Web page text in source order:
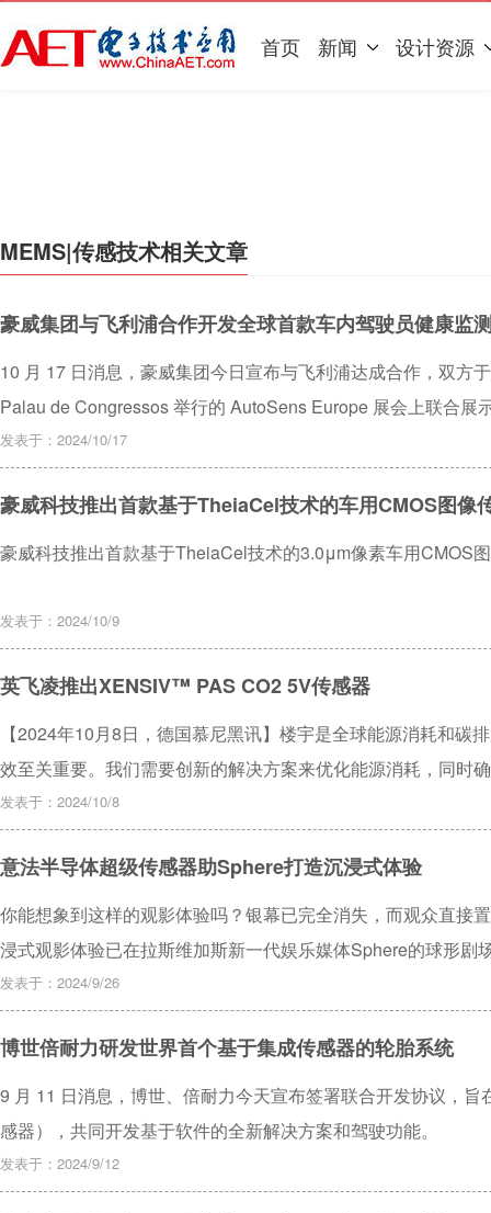
首页 新闻 设计资源
MEMS|传感技术相关文章
豪威集团与飞利浦合作开发全球首款车内驾驶员健康监
10 月 17 日消息，豪威集团今日宣布与飞利浦达成合作，双方
Palau de Congressos 举行的 AutoSens Europe 展会上联合展
型。
发表于：2024/10/17
豪威科技推出首款基于TheiaCel技术的车用CMOS图像
豪威科技推出首款基于TheiaCel技术的3.0μm像素车用CMOS
发表于：2024/10/9
英飞凌推出XENSIV™ PAS CO2 5V传感器
【2024年10月8日，德国慕尼黑讯】楼宇是全球能源消耗和碳
效至关重要。我们需要创新的解决方案来优化能源消耗，同时
科技股份公司（FSE代码：IFX / OTCQX代码：IFNNY）推出
发表于：2024/10/8
意法半导体超级传感器助Sphere打造沉浸式体验
你能想象到这样的观影体验吗？银幕已完全消失，而观众直接
浸式观影体验已在拉斯维加斯新一代娱乐媒体Sphere的球形剧
发表于：2024/9/26
博世倍耐力研发世界首个基于集成传感器的轮胎系统
9 月 11 日消息，博世、倍耐力今天宣布签署联合开发协议，
感器），共同开发基于软件的全新解决方案和驾驶功能。
发表于：2024/9/12